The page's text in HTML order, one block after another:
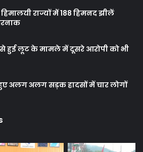
राज्यों में 188 हिमनद झीलें
हुई लूट के मामले में दूसरे आरोपी को भी
अलग अलग सड़क हादसों में चार लोगों